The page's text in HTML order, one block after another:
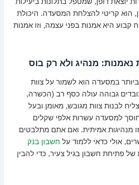
יוצאת דופן, שמטפל בתלונות ביעילות
הוא קריטי להצלחת המסעדה. היכולת
קבוע היא אמנות בפני עצמה, וזו אמנות
במסעדה הוא לשמור על צוות
גבוהה עולה כסף רב (הכשרה,
לבנות צוות מגובש, מאומן ובעל
למסעדה עשרות אלפי שקלים
מנהיגות אמיתית. ואם אתם מתלבטים
אולי כדאי ללמוד על חשבון בנק
של פתיחת חשבון בגיל צעיר, כדי להבין